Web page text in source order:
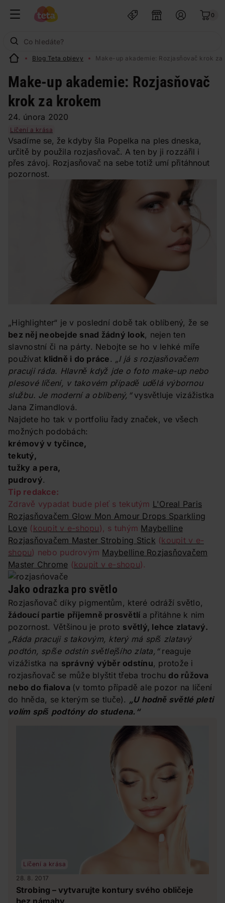
0
Blog Teta objevy Make-up akademie: Rozjasňovač krok za
Make-up akademie: Rozjasňovač
krok za krokem
24. února 2020
Líčení a krása
Vsadíme se, že kdyby šla Popelka na ples dneska,
určitě by použila rozjasňovač. A ten by ji rozzářil i
přes závoj. Rozjasňovač na sebe totiž umí přitáhnout
pozornost.
„Highlighter“ je v poslední době tak oblíbený, že se
bez něj neobejde snad žádný look, nejen ten
slavnostní či na párty. Nebojte se ho v lehké míře
používat klidně i do práce. „I já s rozjasňovačem
pracuji ráda. Hlavně když jde o foto make-up nebo
plesové líčení, v takovém případě udělá výbornou
službu. Je moderní a oblíbený,“vysvětluje vizážistka
Jana Zimandlová.
Najdete ho tak v portfoliu řady značek, ve všech
možných podobách:
krémový v tyčince,
tekutý,
tužky a pera,
pudrový.
Tip redakce:
Zdravě vypadat bude pleť s tekutým L'Oreal Paris
Rozjasňovačem Glow Mon Amour Drops Sparkling
Love (koupit v e-shopu), s tuhým Maybelline
Rozjasňovačem Master Strobing Stick (koupit v e-
shopu) nebo pudrovým Maybelline Rozjasňovačem
Master Chrome (koupit v e-shopu).
Jako odrazka pro světlo
Rozjasňovač díky pigmentům, které odráží světlo,
žádoucí partie příjemně prosvětlí a přitáhne k nim
pozornost. Většinou je proto světlý, lehce zlatavý.
„Ráda pracuji s takovým, který má spíš zlatavý
podtón, spíše odstín světlejšího zlata,“reaguje
vizážistka na správný výběr odstínu, protože i
rozjasňovač se může blyštit třeba trochu do růžova
nebo do fialova (v tomto případě ale pozor na líčení
do hněda, se kterým se tluče). „U hodně světlé pleti
volím spíš podtóny do studena.“
Líčení a krása
28. 8. 2017
Strobing – vytvarujte kontury svého obličeje